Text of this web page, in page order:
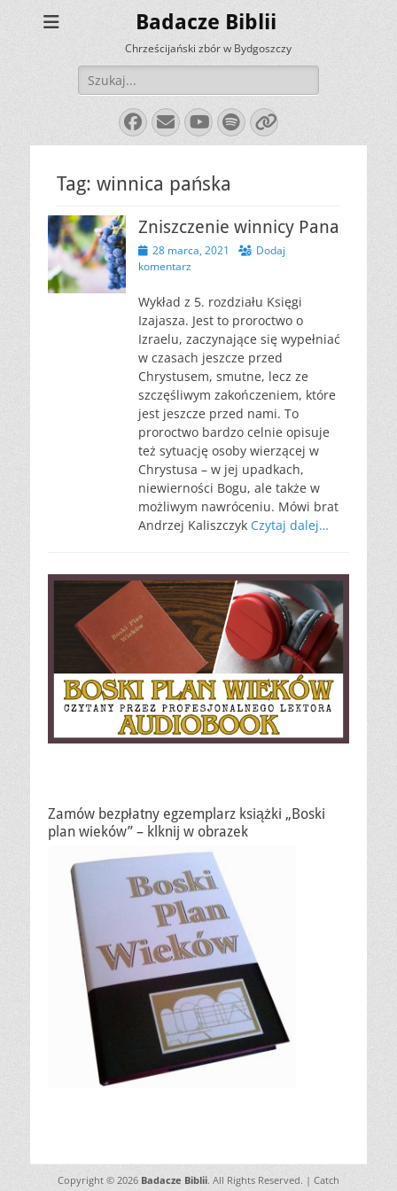
Badacze Biblii
Chrześcijański zbór w Bydgoszczy
Szukaj:
Facebook
E-
mail
YouTube
Spotify
Link
Tag: winnica pańska
Zniszczenie winnicy Pana
Opublikowano
28 marca, 2021
Dodaj
komentarz
Wykład z 5. rozdziału Księgi
Izajasza. Jest to proroctwo o
Izraelu, zaczynające się wypełniać
w czasach jeszcze przed
Chrystusem, smutne, lecz ze
szczęśliwym zakończeniem, które
jest jeszcze przed nami. To
proroctwo bardzo celnie opisuje
też sytuację osoby wierzącej w
Chrystusa – w jej upadkach,
niewierności Bogu, ale także w
możliwym nawróceniu. Mówi brat
Andrzej Kaliszczyk Czytaj dalej…
Zamów bezpłatny egzemplarz książki „Boski
plan wieków” – klknij w obrazek
Copyright © 2026 Badacze Biblii. All Rights Reserved. | Catch